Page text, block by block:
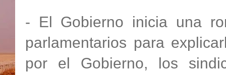
- El Gobierno inicia una
parlamentarios para
por el Gobierno, los